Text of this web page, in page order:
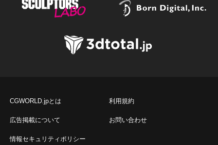
CGWORLD.jpとは 利用規約
広告掲載について お問い合わせ
情報セキュリティポリシー